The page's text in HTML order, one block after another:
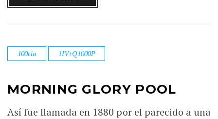
100cia 1IV+Q1000P
MORNING GLORY POOL
Así fue llamada en 1880 por el parecido a una